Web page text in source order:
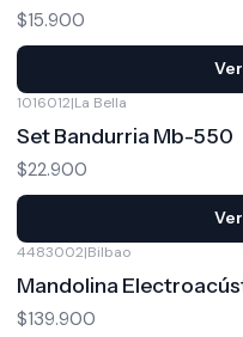
$15.900
1016012|La Bella
Set Bandurria Mb-550
$22.900
4483002|Bilbao
Mandolina
$139.900